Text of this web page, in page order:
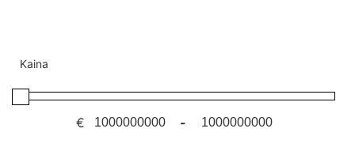
Kaina
€ -